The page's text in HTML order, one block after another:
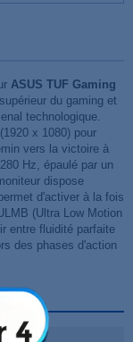
ASUS TUF Gaming
du gaming et
technologique.
x 1080) pour
vers la victoire à
Hz, épaulé par un
dispose
d'activer à la fois
(Ultra Low Motion
entre fluidité parfaite
des phases d'action